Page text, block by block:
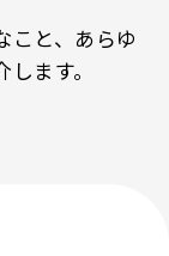
と、
あらゆ
ます。